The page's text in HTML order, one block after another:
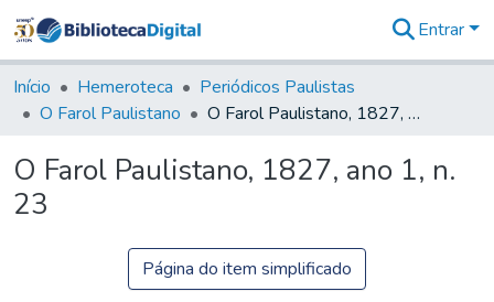
&
Coleções
Tudo na
Digital
Entrar
Início Hemeroteca
Periódicos Paulistas
O Farol Paulistano
O Farol Paulistano, 1827, ano 1, n. 23
O Farol Paulistano, 1827, ano 1, n.
23
Página do item simplificado